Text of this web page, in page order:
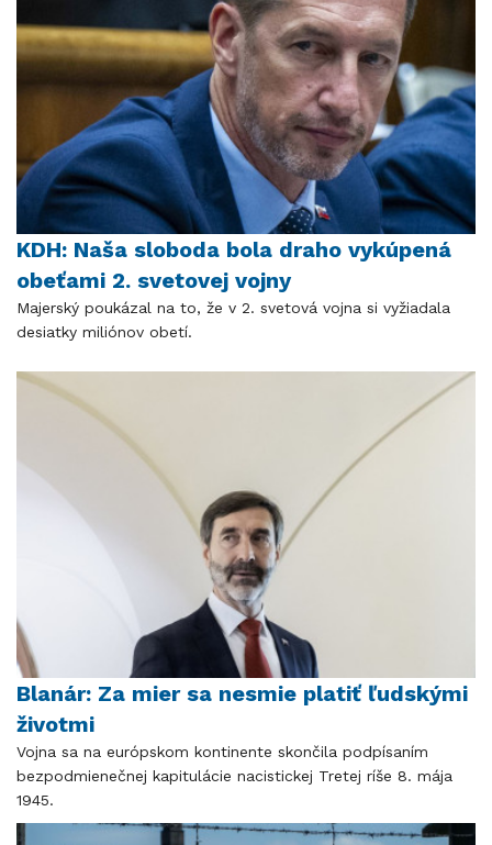
KDH: Naša sloboda bola draho vykúpená
obeťami 2. svetovej vojny
Majerský poukázal na to, že v 2. svetová vojna si vyžiadala
desiatky miliónov obetí.
Blanár: Za mier sa nesmie platiť ľudskými
životmi
Vojna sa na európskom kontinente skončila podpísaním
bezpodmienečnej kapitulácie nacistickej Tretej ríše 8. mája
1945.